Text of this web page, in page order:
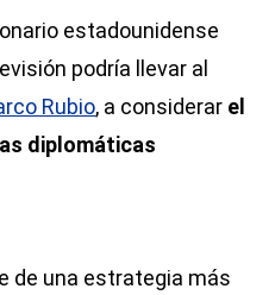
estadounidense
podría llevar al
Rubio, a considerar el
diplomáticas
de una estrategia más